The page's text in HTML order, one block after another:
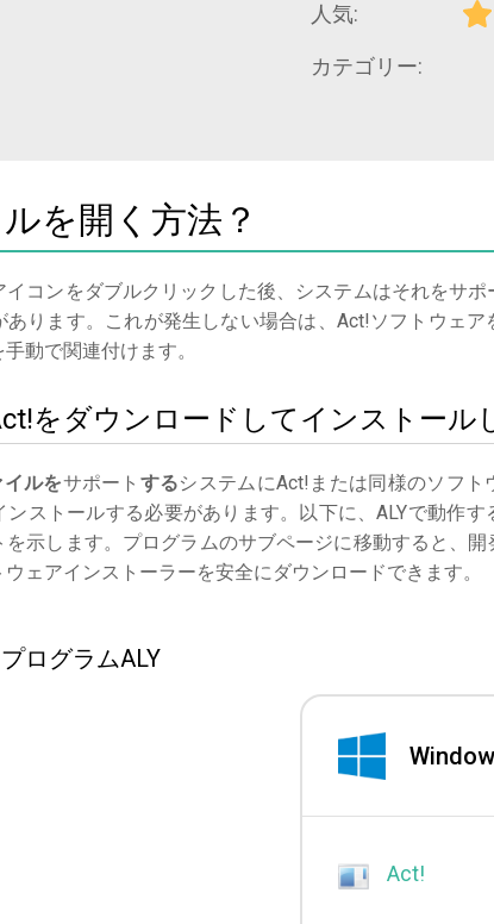
人気:
カテゴリー:
を開く方法？
コンをダブルクリックした後、システムはそれをサポ
あります。これが発生しない場合は、Act!ソフトウェア
動で関連付けます。
をダウンロードしてインストール
ルをサポート するシステムにAct!または同様のソフ
ンストールする必要があります。以下に、ALYで動作す
示します。プログラムのサブページに移動すると、開
ェアインストーラーを安全にダウンロードできます。
ログラムALY
Act!